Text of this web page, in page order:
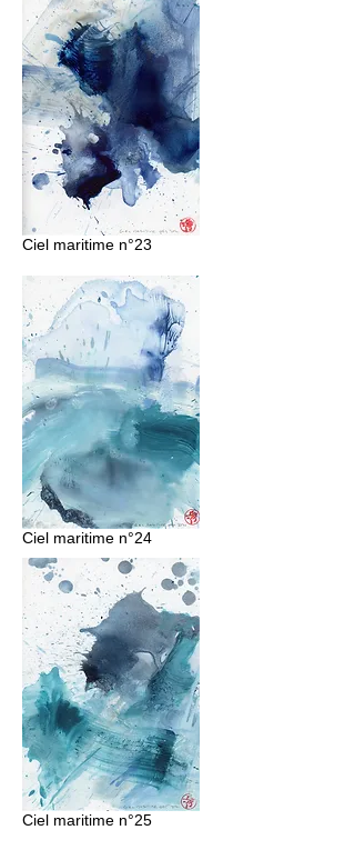
Ciel maritime n°23
Ciel maritime n°24
Ciel maritime n°25